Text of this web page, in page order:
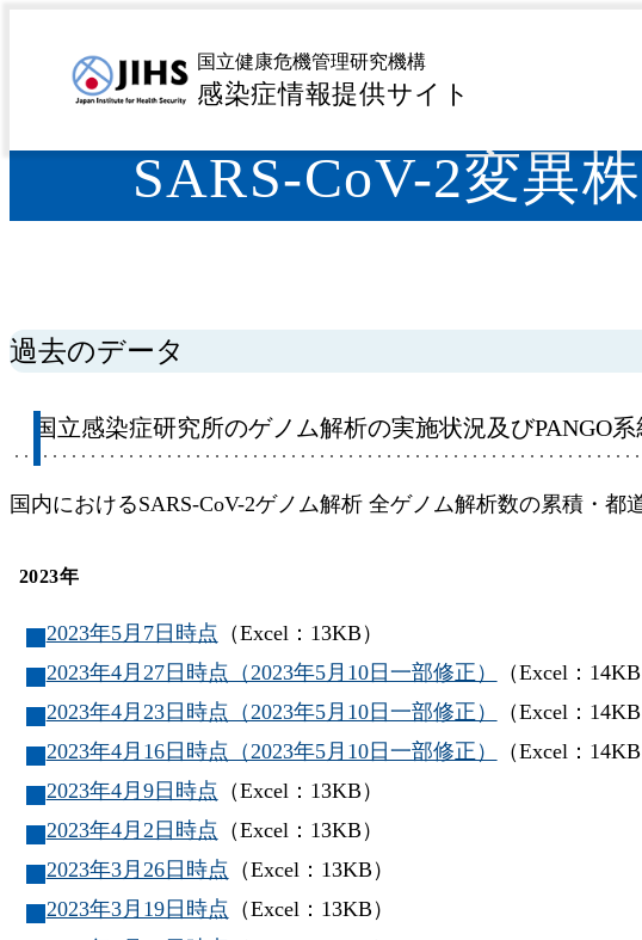
国立健康危機管理研究機構
感染症情報提供サイト
トップページ> 感染症を探す>疾患名から探す
SARS-CoV-2変異
過去のデータ
国立感染症研究所のゲノム解析の実施状況及びPANGO
国内におけるSARS-CoV-2ゲノム解析 全ゲノム解析数の累積・都
2023年
2023年5月7日時点 （Excel：13KB）
2023年4月27日時点（2023年5月10日一部修正）
（Excel：14KB
2023年4月23日時点（2023年5月10日一部修正）
（Excel：14KB
2023年4月16日時点（2023年5月10日一部修正）
（Excel：14KB
2023年4月9日時点 （Excel：13KB）
2023年4月2日時点 （Excel：13KB）
2023年3月26日時点 （Excel：13KB）
2023年3月19日時点 （Excel：13KB）